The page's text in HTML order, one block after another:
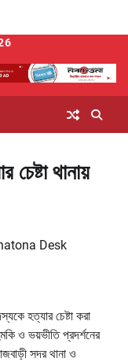
থানায়
Desk
হত্যার চেষ্টা করা
ও ভয়ভীতি প্রদর্শনের
সদর থানা ও